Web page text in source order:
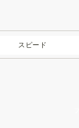
スピード